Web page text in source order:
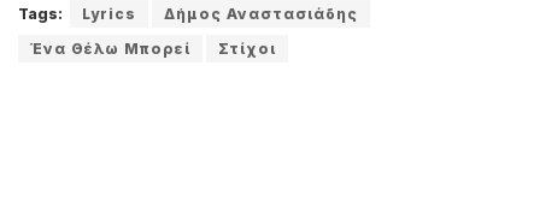
Tags: Lyrics
Δήμος Αναστασιάδης
Ένα Θέλω Μπορεί
Στίχοι